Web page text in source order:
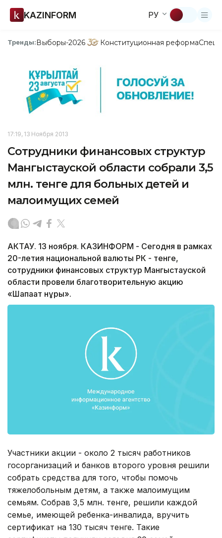
KAZINFORM РУ
Тренды:Выборы-2026 Конституционная реформа
17:19, 13 Ноября 2013
Сотрудники финансовых структур
Мангыстауской области собрали 3,5
млн. тенге для больных детей и
малоимущих семей
АКТАУ. 13 ноября. КАЗИНФОРМ - Сегодня в рамках
20-летия национальной валюты РК - тенге,
сотрудники финансовых структур Мангыстауской
области провели благотворительную акцию
«Шапағат нұры».
Участники акции - около 2 тысяч работников
госорганизаций и банков второго уровня решили
собрать средства для того, чтобы помочь
тяжелобольным детям, а также малоимущим
семьям. Собрав 3,5 млн. тенге, решили каждой
семье, имеющей ребенка-инвалида, вручить
сертификат на 130 тысяч тенге. Такие